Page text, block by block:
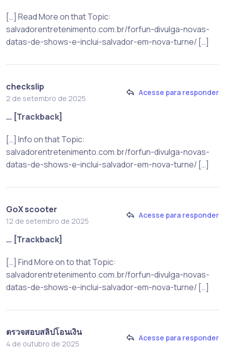
[…] Read More on that Topic:
salvadorentretenimento.com.br/forfun-divulga-novas-
datas-de-shows-e-inclui-salvador-em-nova-turne/ […]
checkslip
2 de setembro de 2025
Acesse para responder
… [Trackback]
[…] Info on that Topic:
salvadorentretenimento.com.br/forfun-divulga-novas-
datas-de-shows-e-inclui-salvador-em-nova-turne/ […]
GoX scooter
12 de setembro de 2025
Acesse para responder
… [Trackback]
[…] Find More on to that Topic:
salvadorentretenimento.com.br/forfun-divulga-novas-
datas-de-shows-e-inclui-salvador-em-nova-turne/ […]
ตรวจสอบสลิปโอนเงิน
4 de outubro de 2025
Acesse para responder